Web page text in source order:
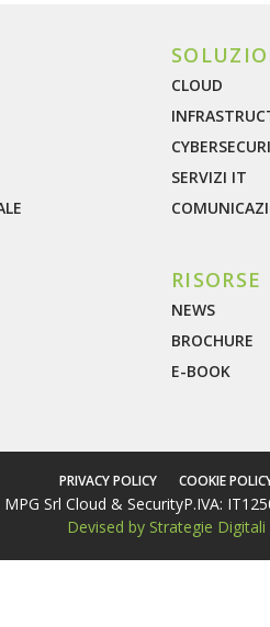
CLOUD
SERVIZI IT
RISORSE
NEWS
BROCHURE
E-BOOK
PRIVACY POLICY COOKIE
Srl Cloud & SecurityP.IVA:
Devised by Strategie Digitali